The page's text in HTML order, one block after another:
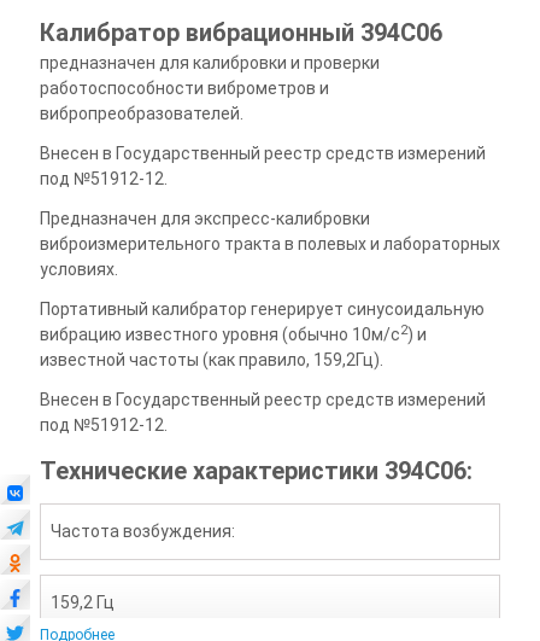
Калибратор вибрационный 394С06
предназначен для калибровки и проверки
работоспособности виброметров и
вибропреобразователей.
Внесен в Государственный реестр средств измерений
под №51912-12.
Предназначен для экспресс-калибровки
виброизмерительного тракта в полевых и лабораторных
условиях.
Портативный калибратор генерирует синусоидальную
вибрацию известного уровня (обычно 10м/с2) и
известной частоты (как правило, 159,2Гц).
Внесен в Государственный реестр средств измерений
под №51912-12.
Технические характеристики 394С06:
Частота возбуждения:
159,2 Гц
Подробнее